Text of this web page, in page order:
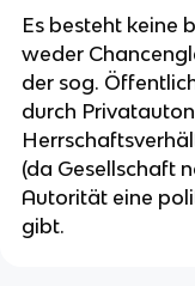
Es besteht keine
weder
der sog.
durch
(da Gesellschaft
Autorität eine
gibt.